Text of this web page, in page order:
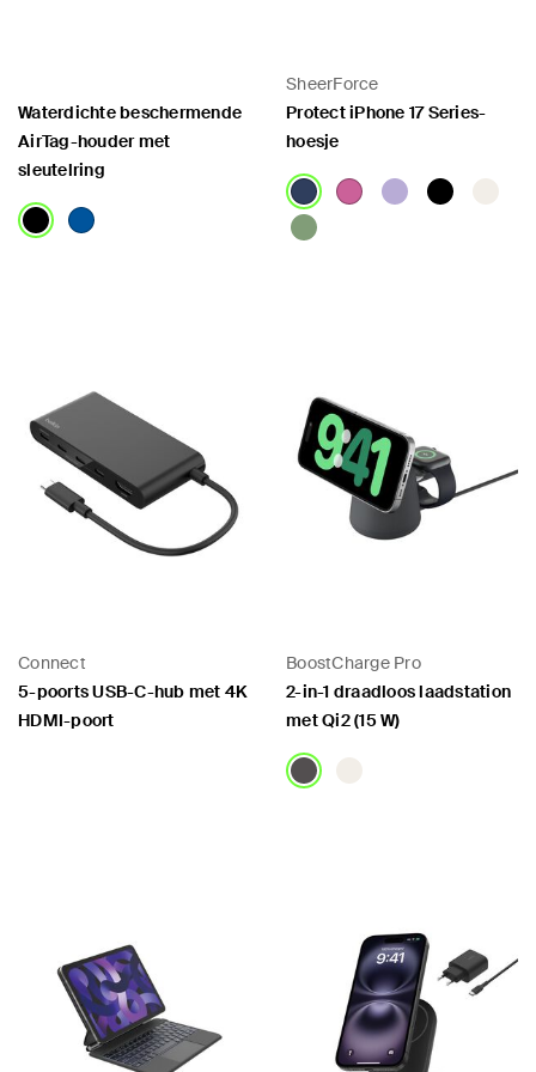
Waterdichte beschermende
AirTag-houder met
sleutelring
SheerForce
Protect iPhone 17 Series-
hoesje
Connect
5-poorts USB-C-hub met 4K
HDMI-poort
BoostCharge Pro
2-in-1 draadloos laadstation
met Qi2 (15 W)